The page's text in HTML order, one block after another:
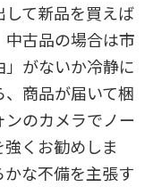
て新品を買えば
古品の場合は市
がないか冷静に
商品が届いて梱
のカメラでノー
くお勧めしま
な不備を主張す